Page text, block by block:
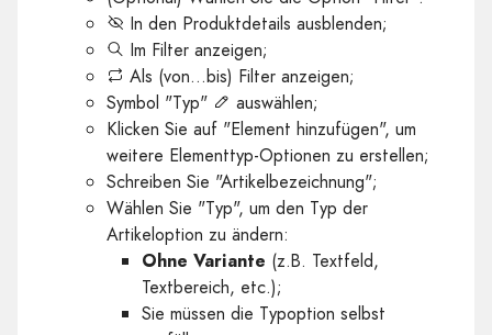
In den Produktdetails ausblenden;
Im Filter anzeigen;
Als (von...bis) Filter anzeigen;
Symbol "Typ"
auswählen;
Klicken Sie auf "Element hinzufügen", um
weitere Elementtyp-Optionen zu erstellen;
Schreiben Sie "Artikelbezeichnung";
Wählen Sie "Typ", um den Typ der
Artikeloption zu ändern:
Ohne Variante (z.B. Textfeld,
Textbereich, etc.);
Sie müssen die Typoption selbst